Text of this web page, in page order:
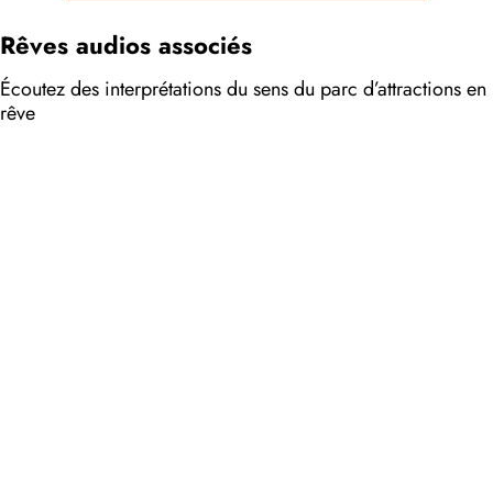
Rêves audios associés
Écoutez des interprétations du sens du parc d’attractions en
rêve